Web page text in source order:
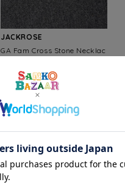
JACKROSE
GA Fam Cross Stone Necklac
¥5,280 (税込)
SALE